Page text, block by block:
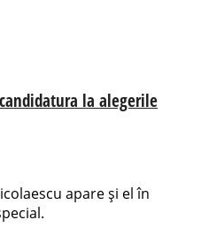
la alegerile
apare și el în